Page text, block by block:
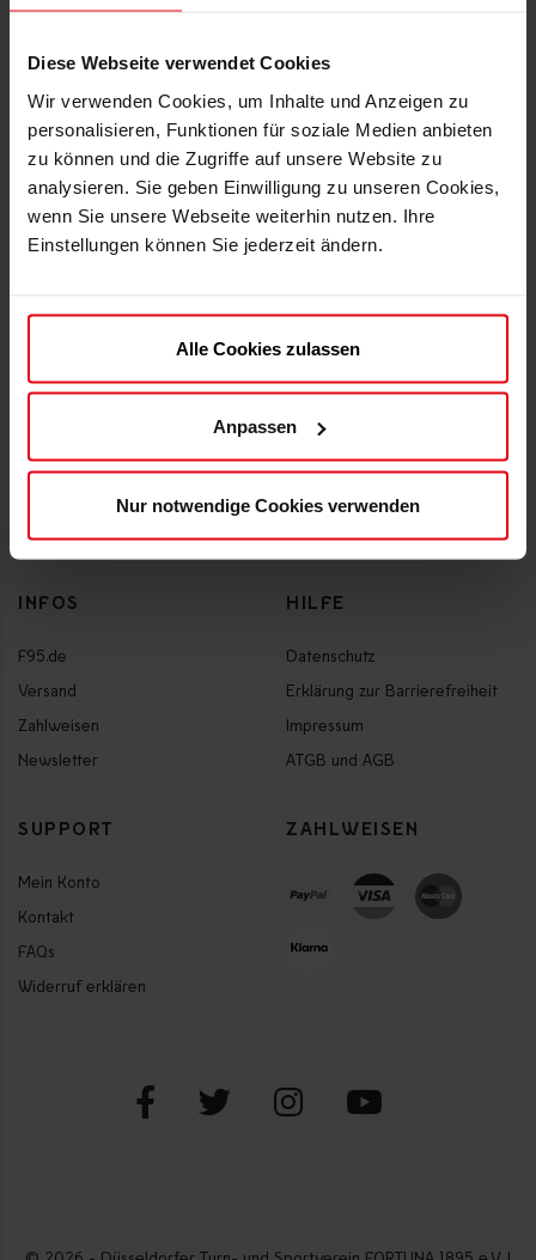
Diese Webseite verwendet Cookies
Wir verwenden Cookies, um Inhalte und Anzeigen zu
personalisieren, Funktionen für soziale Medien anbieten
zu können und die Zugriffe auf unsere Website zu
analysieren. Sie geben Einwilligung zu unseren Cookies,
wenn Sie unsere Webseite weiterhin nutzen. Ihre
Einstellungen können Sie jederzeit ändern.
Alle Cookies zulassen
Anpassen
Nur notwendige Cookies verwenden
Artikel
WIDERRUF BESTÄTIGEN
INFOS
F95.de
Versand
Zahlweisen
Newsletter
HILFE
Datenschutz
Erklärung zur Barrierefreiheit
Impressum
ATGB und AGB
SUPPORT
Mein Konto
Kontakt
FAQs
Widerruf erklären
ZAHLWEISEN